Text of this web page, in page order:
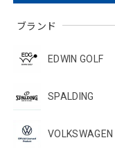
ブランド
EDWIN GOLF
SPALDING
VOLKSWAGEN